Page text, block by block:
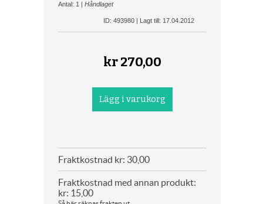
Antal: 1 | Håndlaget
ID: 493980 | Lagt till: 17.04.2012
kr270,00
Fraktkostnad kr: 30,00
Fraktkostnad med annan produkt:
kr: 15,00